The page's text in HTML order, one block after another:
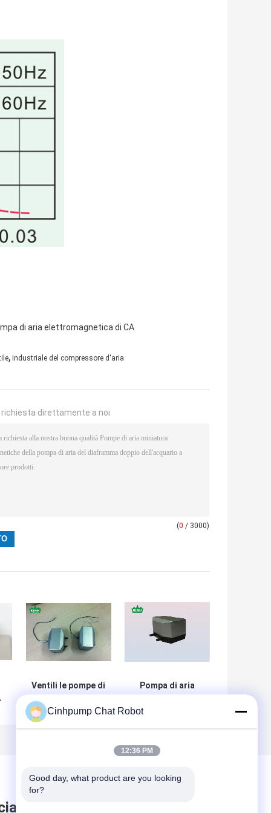
di aria elettromagnetica di CA
, industriale del compressore d'aria
richiesta direttamente a noi
(0 / 3000)
Ventili le pompe di
della
barca/pompa
Pompa di aria
elettrica del
d'aria con CE
messaggio
Cinhpump Chat Robot
12:36 PM
Good day, what product are you looking
for?